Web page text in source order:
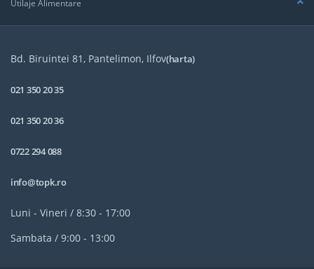
Utilaje Alimentare
Bd. Biruintei 81, Pantelimon, Ilfov(harta)
021 350 20 35
021 350 20 36
0722 294 088
info@topk.ro
Luni - Vineri / 8:30 - 17:00
Sambata / 9:00 - 13:00